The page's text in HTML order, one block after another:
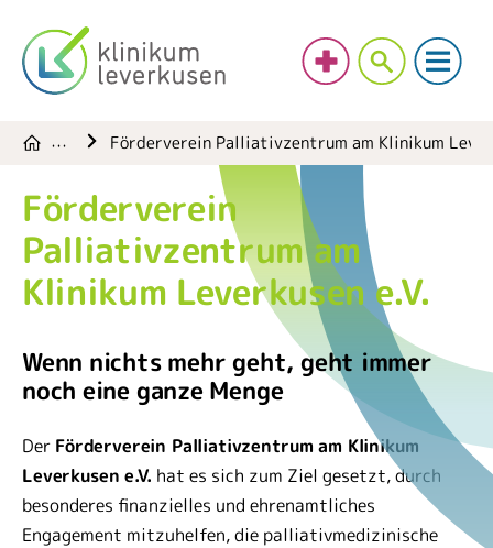
… Förderverein Palliativzentrum am Klinikum
Förderverein
Palliativzentrum am
Klinikum Leverkusen e.V.
Wenn nichts mehr geht, geht immer
noch eine ganze Menge
Der Förderverein Palliativzentrum am Klinikum
Leverkusen e.V. hat es sich zum Ziel gesetzt, durch
besonderes finanzielles und ehrenamtliches
Engagement mitzuhelfen, die palliativmedizinische